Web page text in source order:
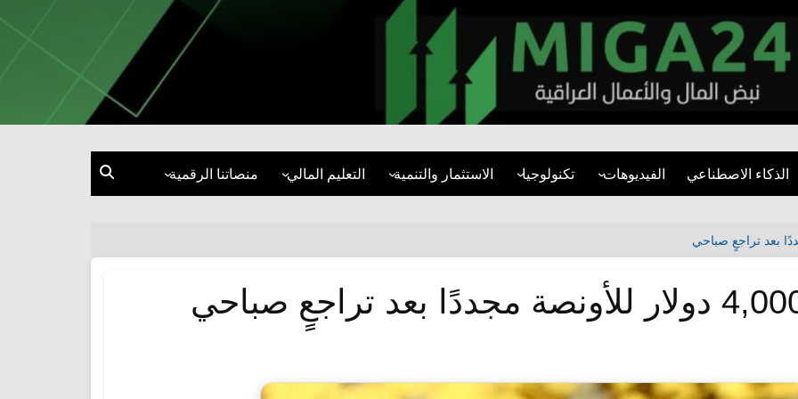
miga24.com
الذكاء الاصطناعي الفيديوهات تكنولوجيا الاستثمار والتنمية
التنمية المستدامة
التعليم المالي منصاتنا الرقمية
إكس